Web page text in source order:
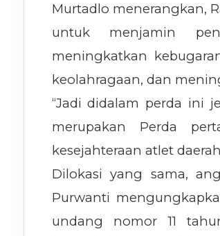
Murtadlo menerangkan,
untuk menjamin
meningkatkan
keolahragaan, dan
“Jadi didalam perda ini
merupakan Perda
kesejahteraan atlet
Dilokasi yang sama,
Purwanti
undang nomor 11